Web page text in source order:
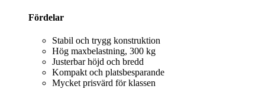
Fördelar
Stabil och trygg konstruktion
Hög maxbelastning, 300 kg
Justerbar höjd och bredd
Kompakt och platsbesparande
Mycket prisvärd för klassen